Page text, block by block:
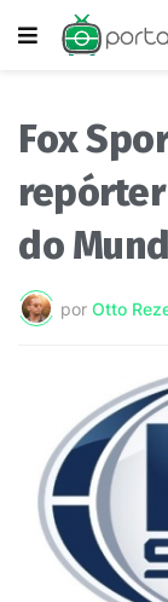
Fox
repórter
do
por Otto